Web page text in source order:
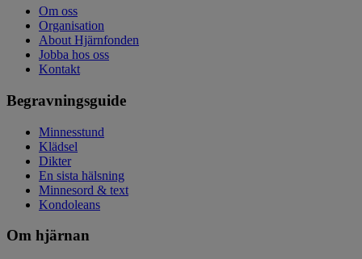
Om oss
Organisation
About Hjärnfonden
Jobba hos oss
Kontakt
Begravningsguide
Minnesstund
Klädsel
Dikter
En sista hälsning
Minnesord & text
Kondoleans
Om hjärnan